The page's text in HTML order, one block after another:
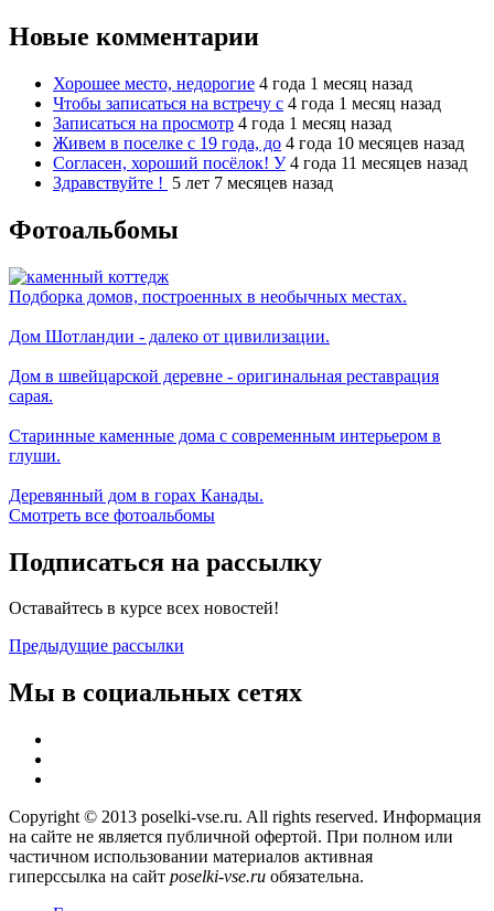
Новые комментарии
Хорошее место, недорогие 4 года 1 месяц назад
Чтобы записаться на встречу с 4 года 1 месяц назад
Записаться на просмотр 4 года 1 месяц назад
Живем в поселке с 19 года, до 4 года 10 месяцев назад
Согласен, хороший посёлок! У 4 года 11 месяцев назад
Здравствуйте ! 5 лет 7 месяцев назад
Фотоальбомы
Подборка домов, построенных в необычных местах.
Дом Шотландии - далеко от цивилизации.
Дом в швейцарской деревне - оригинальная реставрация
сарая.
Старинные каменные дома с современным интерьером в
глуши.
Деревянный дом в горах Канады.
Смотреть все фотоальбомы
Подписаться на рассылку
Оставайтесь в курсе всех новостей!
Предыдущие рассылки
Мы в социальных сетях
Copyright © 2013 poselki-vse.ru. All rights reserved. Информация
на сайте не является публичной офертой. При полном или
частичном использовании материалов активная
гиперссылка на сайт poselki-vse.ru​ обязательна.